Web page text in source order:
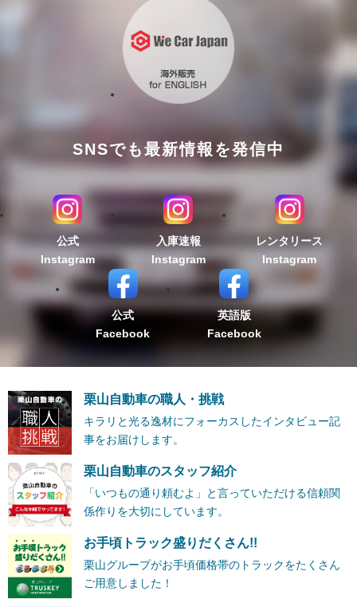
SNSでも最新情報を発信中
公式
Instagram
入庫速報
Instagram
レンタリース
Instagram
公式
Facebook
英語版
Facebook
栗山自動車の職人・挑戦
キラリと光る逸材にフォーカスしたインタビュー記
事をお届けします。
栗山自動車のスタッフ紹介
「いつもの通り頼むよ」と言っていただける信頼関
係作りを大切にしています。
お手頃トラック盛りだくさん!!
栗山グループがお手頃価格帯のトラックをたくさん
ご用意しました！